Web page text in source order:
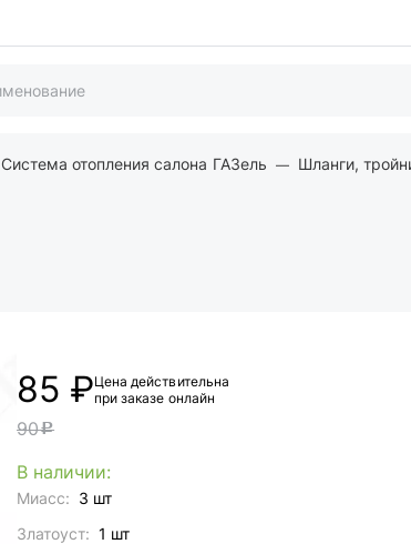
Система отопления салона ГАЗель Шланги,
85 ₽Цена действительна
при заказе онлайн
90c
В наличии:
Миасс: 3 шт
Златоуст: 1 шт